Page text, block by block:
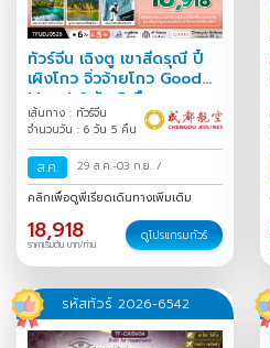
ทัวร์จีน เฉิงตู เขาสี่ดรุณี ปี้
เผิงโกว จิ่วจ้ายโกว Good
Mood 6 วัน 5 คืน
เส้นทาง : ทัวร์จีน
จำนวนวัน : 6 วัน 5 คืน
ส.ค. 29 ส.ค.-03 ก.ย. /
คลิกเพื่อดูพีเรียดเดินทางเพิ่มเติม
18,918
ราคาเริ่มต้น บาท/ท่าน
ดูโปรแกรมทัวร์
รหัสทัวร์ 2026-6542